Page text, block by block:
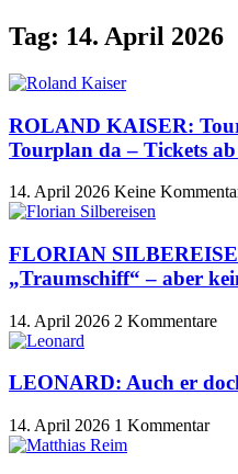
Tag: 14. April 2026
ROLAND KAISER:
Tourplan da – Tickets
14. April 2026 Keine
FLORIAN
„Traumschiff“ – aber
14. April 2026 2 Kommentare
LEONARD: Auch er
14. April 2026 1 Kommentar